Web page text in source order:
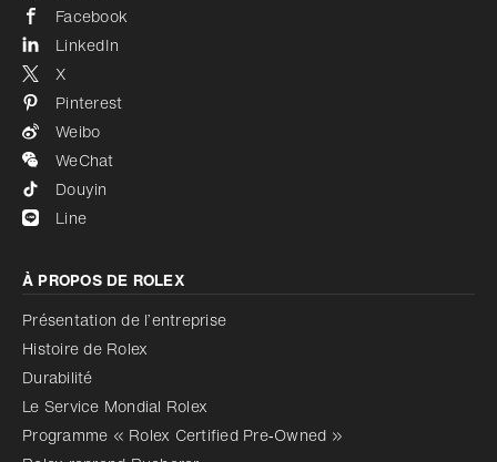
Facebook
LinkedIn
X
Pinterest
Weibo
WeChat
Douyin
Line
À PROPOS DE ROLEX
Présentation de l’entreprise
Histoire de Rolex
Durabilité
Le Service Mondial Rolex
Programme « Rolex Certified Pre‑Owned »